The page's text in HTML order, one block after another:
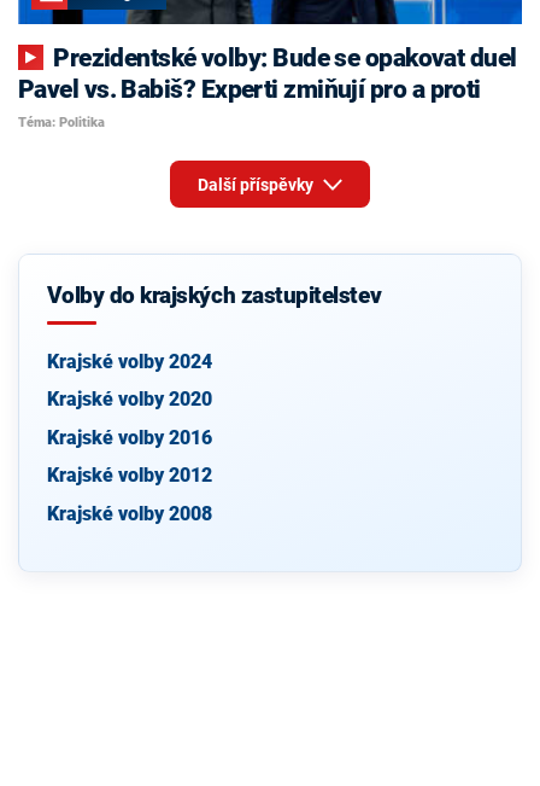
Pavel vs. Babiš? Experti zmiňují pro a proti
Téma: Politika
Další příspěvky
Volby do krajských zastupitelstev
Krajské volby 2024
Krajské volby 2020
Krajské volby 2016
Krajské volby 2012
Krajské volby 2008